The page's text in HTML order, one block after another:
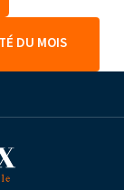
DU MOIS